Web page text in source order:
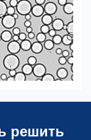
решить